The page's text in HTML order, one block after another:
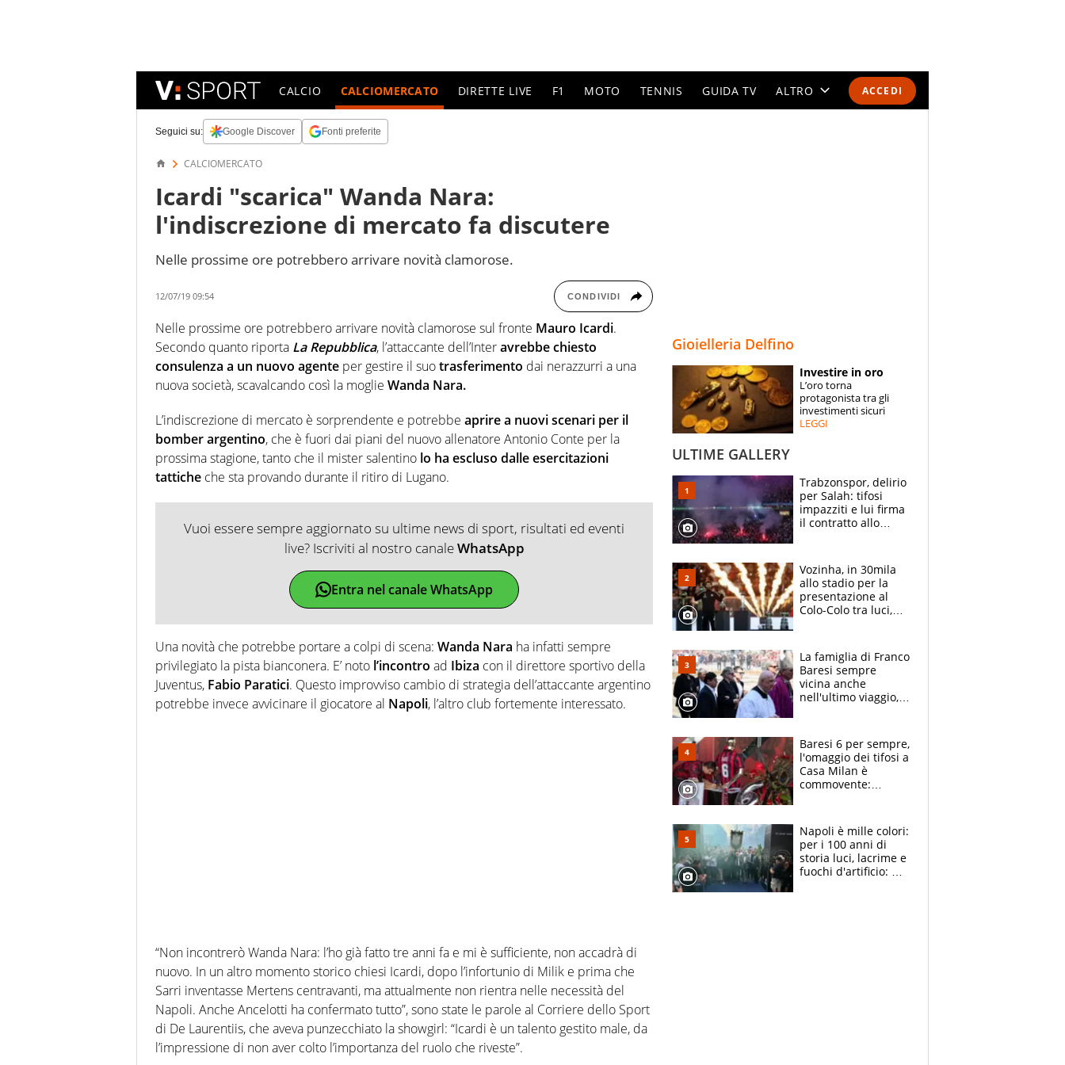
ACCEDI
CALCIO CALCIOMERCATO DIRETTE LIVE F1 MOTO TENNIS GUIDA TV ALTRO
SPECIALI
ESPERTI
Seguici su: Google Discover Fonti preferite
CALCIOMERCATO
Icardi "scarica" Wanda Nara:
l'indiscrezione di mercato fa discutere
Nelle prossime ore potrebbero arrivare novità clamorose.
12/07/19 09:54 CONDIVIDI
Nelle prossime ore potrebbero arrivare novità clamorose sul fronte Mauro Icardi.
Secondo quanto riporta La Repubblica, l’attaccante dell’Interavrebbe chiesto
consulenza a un nuovo agente per gestire il suotrasferimento dai nerazzurri a una
nuova società, scavalcando così la moglie Wanda Nara.
L’indiscrezione di mercato è sorprendente e potrebbe aprire a nuovi scenari per il
bomber argentino, che è fuori dai piani del nuovo allenatore Antonio Conte per la
prossima stagione, tanto che il mister salentino lo ha escluso dalle esercitazioni
tattiche che sta provando durante il ritiro di Lugano.
Vuoi essere sempre aggiornato su ultime news di sport, risultati ed eventi
live? Iscriviti al nostro canaleWhatsApp
Entra nel canale WhatsApp
Una novità che potrebbe portare a colpi di scena: Wanda Nara ha infatti sempre
privilegiato la pista bianconera. E’ noto l’incontro ad Ibiza con il direttore sportivo della
Juventus, Fabio Paratici. Questo improvviso cambio di strategia dell’attaccante argentino
potrebbe invece avvicinare il giocatore al Napoli, l’altro club fortemente interessato.
“Non incontrerò Wanda Nara: l’ho già fatto tre anni fa e mi è sufficiente, non accadrà di
nuovo. In un altro momento storico chiesi Icardi, dopo l’infortunio di Milik e prima che
Sarri inventasse Mertens centravanti, ma attualmente non rientra nelle necessità del
Napoli. Anche Ancelotti ha confermato tutto”, sono state le parole al Corriere dello Sport
di De Laurentiis, che aveva punzecchiato la showgirl: “Icardi è un talento gestito male, da
l’impressione di non aver colto l’importanza del ruolo che riveste”.
Gioielleria Delfino
Investire in oro
L’oro torna
protagonista tra gli
investimenti sicuri
LEGGI
ULTIME GALLERY
Trabzonspor, delirio
per Salah: tifosi
impazziti e lui firma
il contratto allo
Vozinha, in 30mila
allo stadio per la
presentazione al
Colo-Colo tra luci,
La famiglia di Franco
Baresi sempre
vicina anche
nell'ultimo viaggio,
circondati
dall'affetto dei tifosi
Baresi 6 per sempre,
l'omaggio dei tifosi a
Casa Milan è
commovente:
bigliettini
Napoli è mille colori:
per i 100 anni di
storia luci, lacrime e
fuochi d'artificio: De